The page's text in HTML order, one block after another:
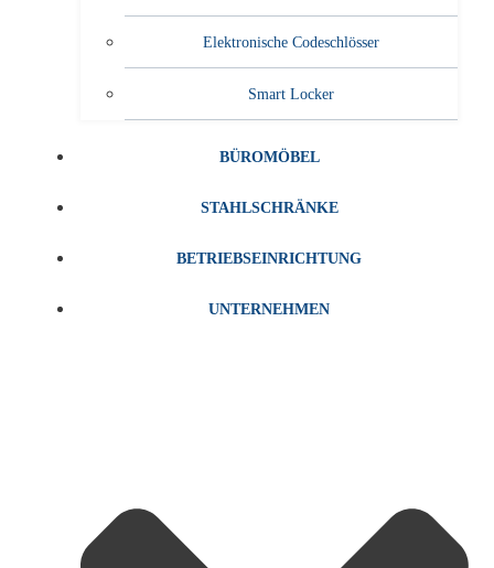
Elektronische Codeschlösser
Smart Locker
BÜROMÖBEL
STAHLSCHRÄNKE
BETRIEBSEINRICHTUNG
UNTERNEHMEN